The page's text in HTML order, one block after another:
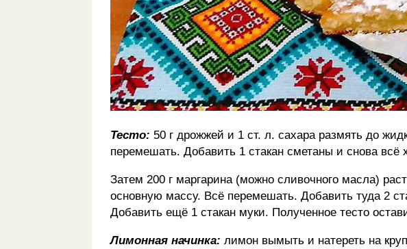
Тесто: 50 г дрожжей и 1 ст. л. сахара размять до
перемешать. Добавить 1 стакан сметаны и снова
Затем 200 г маргарина (можно сливочного масла)
основную массу. Всё перемешать. Добавить туда 2
Добавить ещё 1 стакан муки. Полученное тесто
Лимонная начинка: лимон вымыть и натереть на